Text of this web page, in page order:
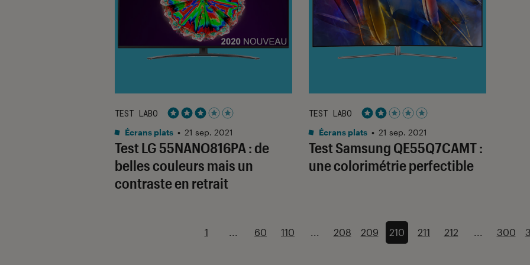
Test LG 55NANO816PA : de
belles couleurs mais un
contraste en retrait
TEST LABO
Noté 3 étoiles sur 5
Écrans plats • 21 sep. 2021
Test Samsung QE55Q7CAMT :
une colorimétrie perfectible
TEST LABO
Noté 2 étoiles sur 5
Écrans plats • 21 sep. 2021
1 ... 60 110 ... 208 209 210 211 212 ... 300